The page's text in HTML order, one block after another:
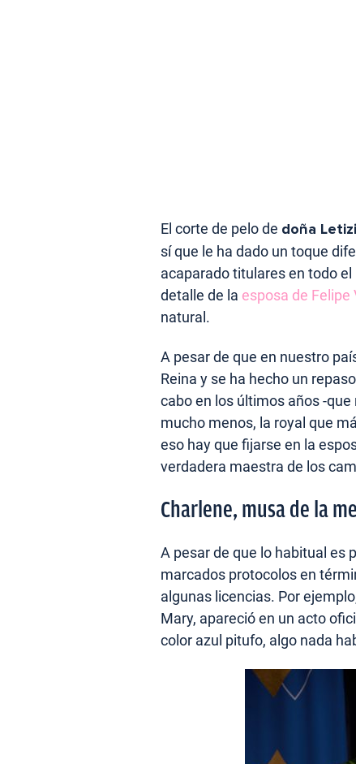
El corte de pelo de doña
sí que le ha dado un toque
acaparado titulares en todo
detalle de la esposa de Felipe
natural.
A pesar de que en nuestro
Reina y se ha hecho un
cabo en los últimos años -
mucho menos, la royal que
eso hay que fijarse en la
verdadera maestra de los
Charlene, musa de la
A pesar de que lo habitual es
marcados protocolos en
algunas licencias. Por
Mary, apareció en un acto
color azul pitufo, algo nada